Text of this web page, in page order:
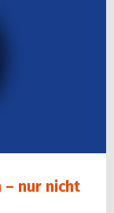
– nur nicht